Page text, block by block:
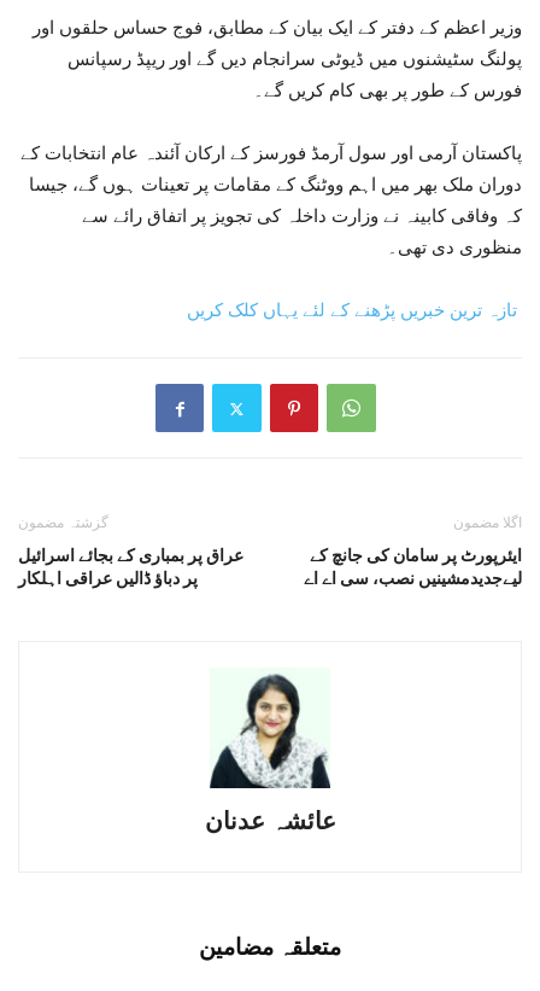
وزیر اعظم کے دفتر کے ایک بیان کے مطابق، فوج حساس حلقوں اور
پولنگ سٹیشنوں میں ڈیوٹی سرانجام دیں گے اور ریپڈ رسپانس
فورس کے طور پر بھی کام کریں گے۔
پاکستان آرمی اور سول آرمڈ فورسز کے ارکان آئندہ عام انتخابات کے
دوران ملک بھر میں اہم ووٹنگ کے مقامات پر تعینات ہوں گے، جیسا
کہ وفاقی کابینہ نے وزارت داخلہ کی تجویز پر اتفاق رائے سے
منظوری دی تھی۔
گزشتہ مضمون
عراق پر بمباری کے بجائے اسرائیل
پر دباؤ ڈالیں عراقی اہلکار
اگلا مضمون
ایئرپورٹ پر سامان کی جانچ کے
لیےجدیدمشینیں نصب، سی اے اے
عائشہ عدنان
متعلقہ مضامین